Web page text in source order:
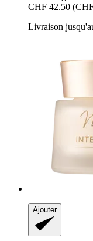
CHF 42.50
Livraison
Ajouter